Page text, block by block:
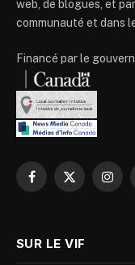
web, de blogues, et
communauté et dans
Financé par le
Facebook
X
SUR LE VIF